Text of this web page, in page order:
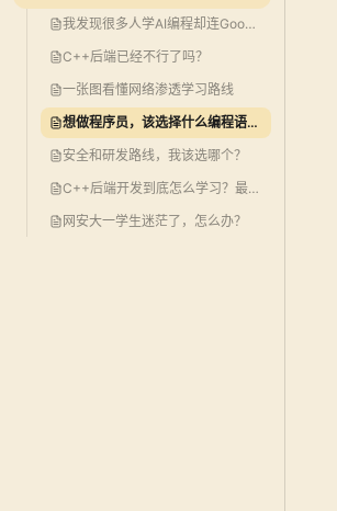
我发现很多人学AI编程却连Google账号都没有，这可比OpenClaw有用多了！
C++后端已经不行了吗？
一张图看懂网络渗透学习路线
想做程序员，该选择什么编程语言？
安全和研发路线，我该选哪个？
C++后端开发到底怎么学习？最强攻略告诉你！
网安大一学生迷茫了，怎么办？